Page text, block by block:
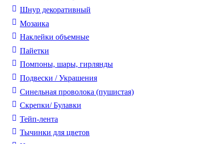
Шнур декоративный
Мозаика
Наклейки объемные
Пайетки
Помпоны, шары, гирлянды
Подвески / Украшения
Синельная проволока (пушистая)
Скрепки/ Булавки
Тейп-лента
Тычинки для цветов